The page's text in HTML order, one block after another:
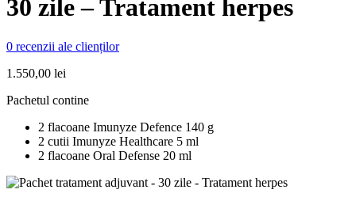
30 zile – Tratament herpes
0 recenzii ale clienților
1.550,00 lei
Pachetul contine
2 flacoane Imunyze Defence 140 g
2 cutii Imunyze Healthcare 5 ml
2 flacoane Oral Defense 20 ml